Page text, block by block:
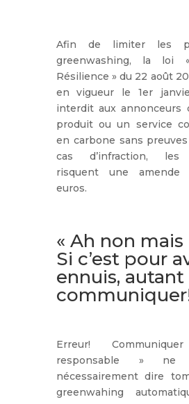
Afin de limiter les
greenwashing, la loi
Résilience » du 22 août
en vigueur le 1er
interdit aux annonceurs
produit ou un service
en carbone sans preuves
cas d’infraction, les
risquent une amende
euros.
« Ah non mais
Si c’est pour
ennuis, autant
Erreur!
responsable »
nécessairement dire
greenwahing